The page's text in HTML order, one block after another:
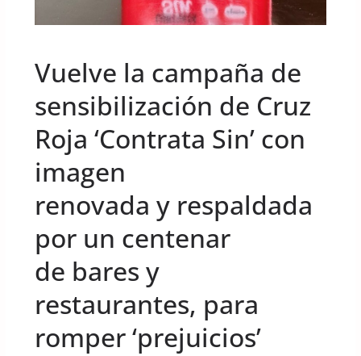
Vuelve la campaña de
sensibilización de Cruz
Roja ‘Contrata Sin’ con
imagen
renovada y respaldada
por un centenar
de bares y
restaurantes, para
romper ‘prejuicios’